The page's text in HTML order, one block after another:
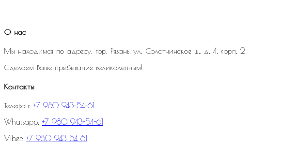
О нас
Мы находимся по адресу: гор. Рязань, ул. Солотчинское ш., д. 4, корп. 2
Сделаем Ваше пребывание великолепным!
Контакты
Телефон: +7 980 943-54-61
Whatsapp: +7 980 943-54-61
Viber: +7 980 943-54-61